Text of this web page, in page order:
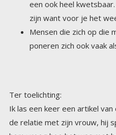
zijn want voor je het
Mensen die zich op die
poneren zich ook vaak
Ter toelichting:
Ik las een keer een artikel
de relatie met zijn vrouw, hij
hem vroeg hoe het was met
dat ze heel gelukkig waren
hebt geen idee van de macht
uit: zijn vrouw was heel lief
haar stem tegen hem, nooit
ze nooit duidelijk aan wat zij
alles goed te vinden. Nooit
hij iets wilde gaan doen wat
golfen met een vriend, of een
van vroeger, dan keek ze
vol tranen, waarop hij het
Ze zei niets, bracht geen
natte ogen. Waardoor hij zich
als hij iets wilde doen zonder
Hij zei tegen zijn vriend, er is
deze relatie, ook omdat
Niemand zou mijn keuze
op deze manier heeft zij alle
opgewassen tegen die ogen